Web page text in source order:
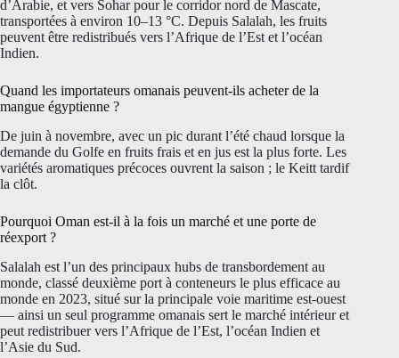
d’Arabie, et vers Sohar pour le corridor nord de Mascate,
transportées à environ 10–13 °C. Depuis Salalah, les fruits
peuvent être redistribués vers l’Afrique de l’Est et l’océan
Indien.
Quand les importateurs omanais peuvent-ils acheter de la
mangue égyptienne ?
De juin à novembre, avec un pic durant l’été chaud lorsque la
demande du Golfe en fruits frais et en jus est la plus forte. Les
variétés aromatiques précoces ouvrent la saison ; le Keitt tardif
la clôt.
Pourquoi Oman est-il à la fois un marché et une porte de
réexport ?
Salalah est l’un des principaux hubs de transbordement au
monde, classé deuxième port à conteneurs le plus efficace au
monde en 2023, situé sur la principale voie maritime est-ouest
— ainsi un seul programme omanais sert le marché intérieur et
peut redistribuer vers l’Afrique de l’Est, l’océan Indien et
l’Asie du Sud.